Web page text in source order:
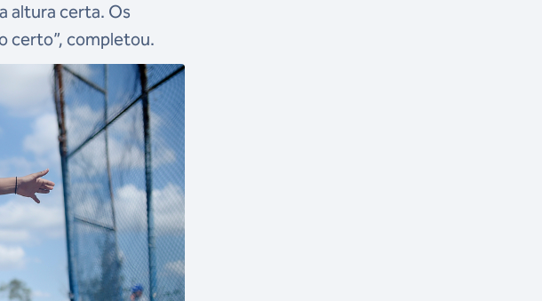
altura certa. Os
certo”, completou.